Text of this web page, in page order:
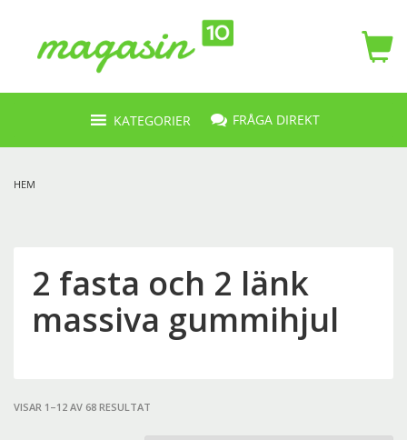
KATEGORIER FRÅGA DIREKT
HEM
2 fasta och 2 länk
massiva gummihjul
VISAR 1–12 AV 68 RESULTAT